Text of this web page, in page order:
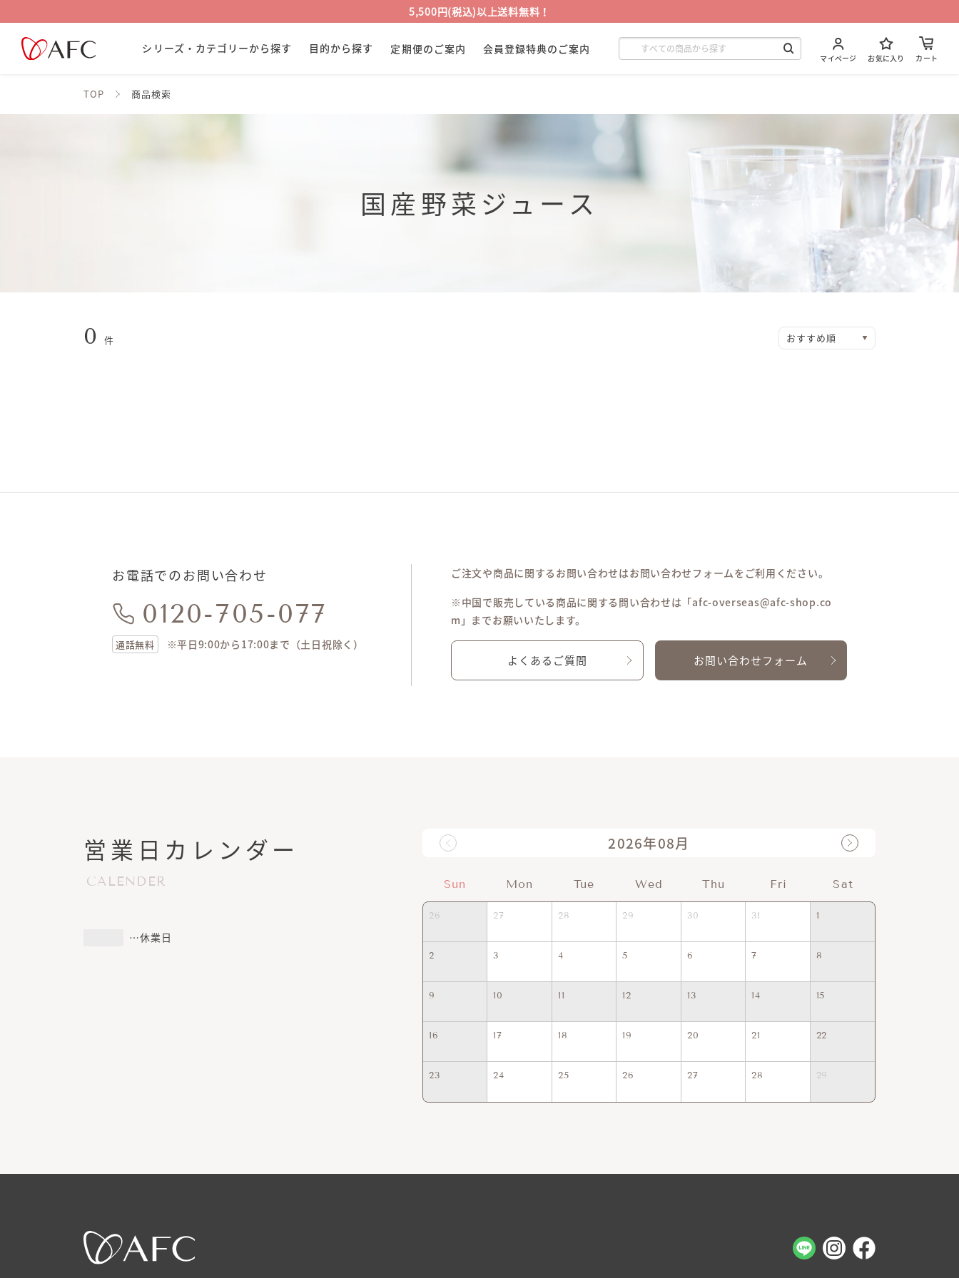
5,500円(税込)以上送料無料！
シリーズ・カテゴリーから探す 目的から探す 定期便のご案内 会員登録特典のご案内
マイページ お気に入り カート
TOP 商品検索
国産野菜ジュース
0 件
お電話でのお問い合わせ
0120-705-077
通話無料 ※平日9:00から17:00まで（土日祝除く）
ご注文や商品に関するお問い合わせはお問い合わせフォームをご利用ください。
※中国で販売している商品に関する問い合わせは「afc-overseas@afc-shop.co
m」までお願いいたします。
よくあるご質問 お問い合わせフォーム
営業日カレンダー
CALENDER
…休業日
2026年08月
Sun Mon Tue Wed Thu Fri Sat
26 27 28 29 30 31 1
2 3 4 5 6 7 8
9 10 11 12 13 14 15
16 17 18 19 20 21 22
23 24 25 26 27 28 29